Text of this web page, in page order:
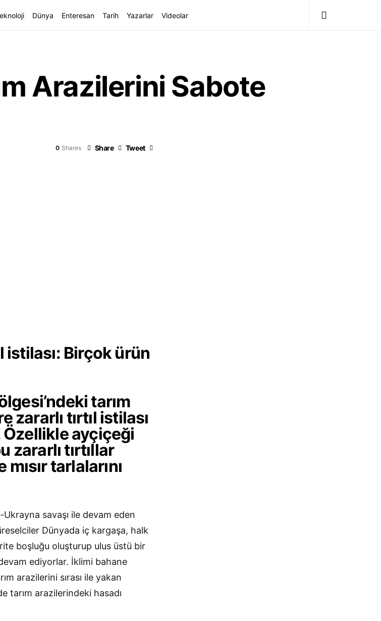
Dünya Enteresan Tarih Yazarlar Videolar
Arazilerini Sabote
0 Shares Share Tweet
istilası: Birçok ürün
tarım
tırtıl istilası
Özellikle ayçiçeği
zararlı tırtıllar
tarlalarını
savaşı ile devam eden
Dünyada iç kargaşa, halk
boşluğu oluşturup ulus üstü bir
ediyorlar. İklimi bahane
arazilerini sırası ile yakan
tarım arazilerindeki hasadı